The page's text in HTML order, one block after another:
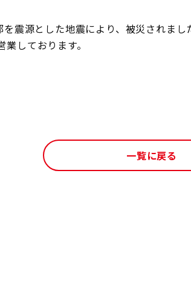
震源とした地震により、被災されまし
しております。
一覧に戻る